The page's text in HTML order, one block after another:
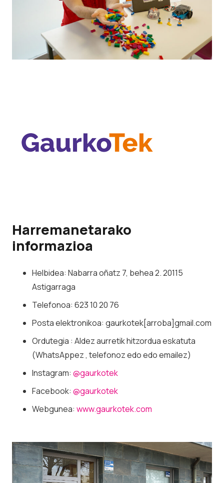
Harremanetarako
informazioa
Helbidea: Nabarra oñatz 7, behea 2. 20115
Astigarraga
Telefonoa: 623 10 20 76
Posta elektronikoa: gaurkotek[arroba]gmail.com
Ordutegia : Aldez aurretik hitzordua eskatuta
(WhatsAppez , telefonoz edo edo emailez)
Instagram: @gaurkotek
Facebook: @gaurkotek
Webgunea: www.gaurkotek.com